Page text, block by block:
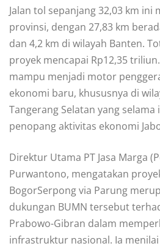
Jalan tol sepanjang 32,03 km ini
provinsi, dengan 27,83 km
dan 4,2 km di wilayah Banten.
proyek mencapai Rp12,35
mampu menjadi motor
ekonomi baru, khususnya di
Tangerang Selatan yang
penopang aktivitas ekonomi
Direktur Utama PT Jasa Marga
Purwantono, mengatakan
BogorSerpong via Parung
dukungan BUMN tersebut
Prabowo-Gibran dalam
infrastruktur nasional. Ia